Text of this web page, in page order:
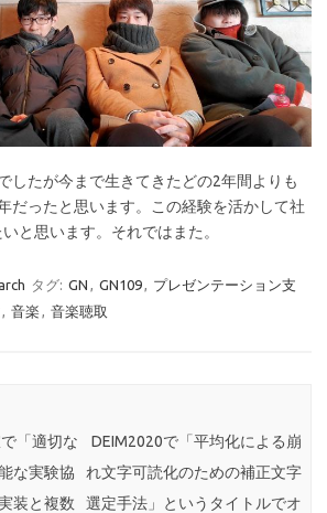
したが今まで生きてきたどの2年間よりも
だったと思います。この経験を活かして社
と思います。それではまた。
タグ: GN , GN109, プレゼンテーション支
, 音楽 , 音楽聴取
「適切な
な実験協
装と複数
DEIM2020で「平均化による崩
れ文字可読化のための補正文字
選定手法」というタイトルでオ